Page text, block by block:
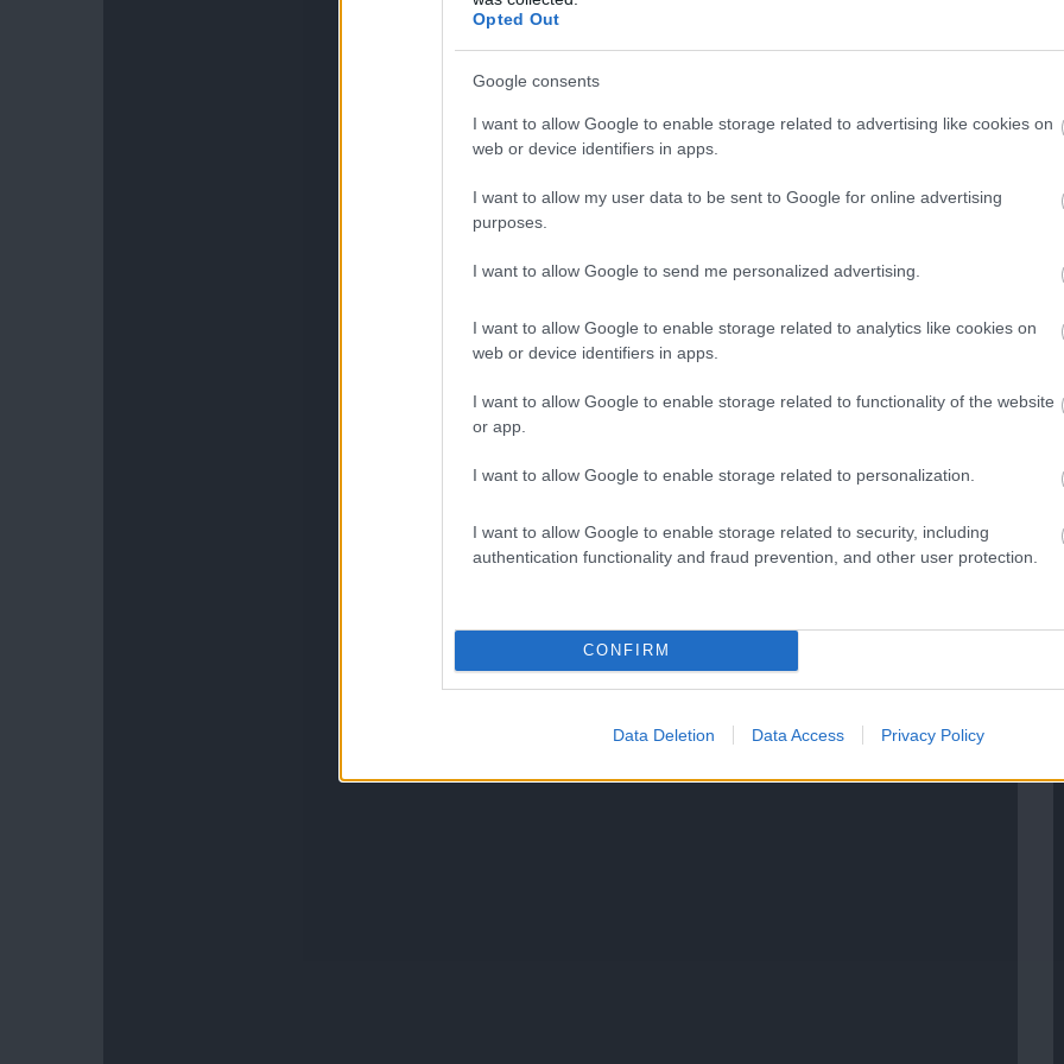
Opted Out
Google consents
I want to allow Google to enable storage related to advertising like cookies on
web or device identifiers in apps.
I want to allow my user data to be sent to Google for online advertising
purposes.
I want to allow Google to send me personalized advertising.
I want to allow Google to enable storage related to analytics like cookies on
web or device identifiers in apps.
I want to allow Google to enable storage related to functionality of the website
or app.
I want to allow Google to enable storage related to personalization.
I want to allow Google to enable storage related to security, including
authentication functionality and fraud prevention, and other user protection.
CONFIRM
Data Deletion Data Access Privacy Policy